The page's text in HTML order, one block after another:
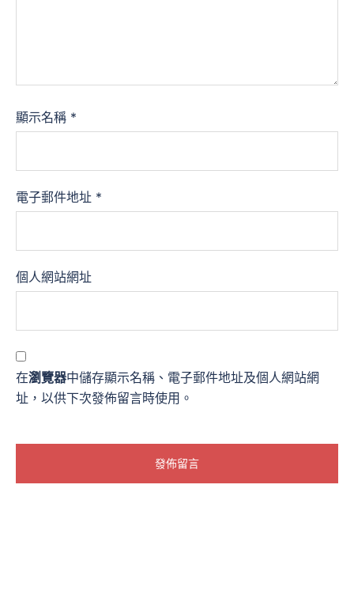
顯示名稱 *
電子郵件地址 *
個人網站網址
在瀏覽器中儲存顯示名稱、電子郵件地址及個人網站網
址，以供下次發佈留言時使用。